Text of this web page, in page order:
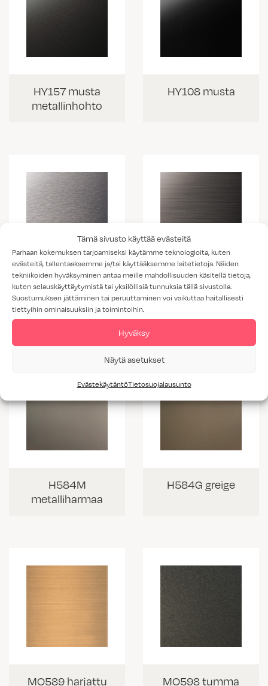
Tämä sivusto käyttää evästeitä
Parhaan kokemuksen tarjoamiseksi käytämme teknologioita, kuten
evästeitä, tallentaaksemme ja/tai käyttääksemme laitetietoja. Näiden
tekniikoiden hyväksyminen antaa meille mahdollisuuden käsitellä tietoja,
kuten selauskäyttäytymistä tai yksilöllisiä tunnuksia tällä sivustolla.
Suostumuksen jättäminen tai peruuttaminen voi vaikuttaa haitallisesti
tiettyihin ominaisuuksiin ja toimintoihin.
Hyväksy
Näytä asetukset
EvästekäytäntöTietosuojalausunto
HY157 musta
metallinhohto
HY108 musta
MO1371 harjattu
alumiini
MO1372 tumma
harjattu alumiini
H584M
metalliharmaa
H584G greige
MO589 harjattu
MO598 tumma